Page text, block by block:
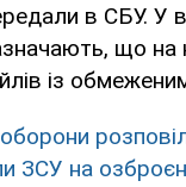
в СБУ. У
що на
із
ЗСУ на